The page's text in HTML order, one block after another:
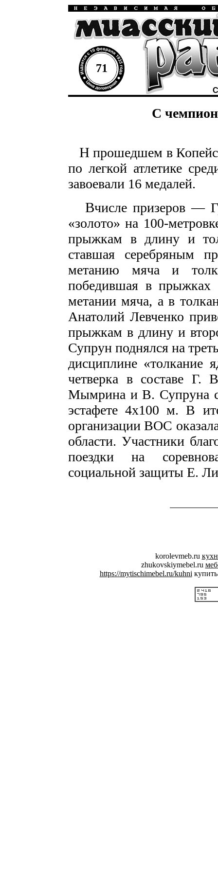
71
С
Н прошедшем в
по легкой атлетике
завоевали 16 медалей.
Вчисле призеров —
«золото» на 100-
прыжкам в длину и
ставшая серебряным
метанию мяча и
победившая в
метании мяча, а в
Анатолий Левченко
прыжкам в длину и
Супрун поднялся на
дисциплине «толкание
четверка в составе Г.
Мымрина и В. Супруна
эстафете 4х100 м. В
организации ВОС
области. Участники
поездки на
социальной защиты Е.
korolevmeb.ru
zhukovskiymebel.ru
https://mytischimebel.ru/kuhni